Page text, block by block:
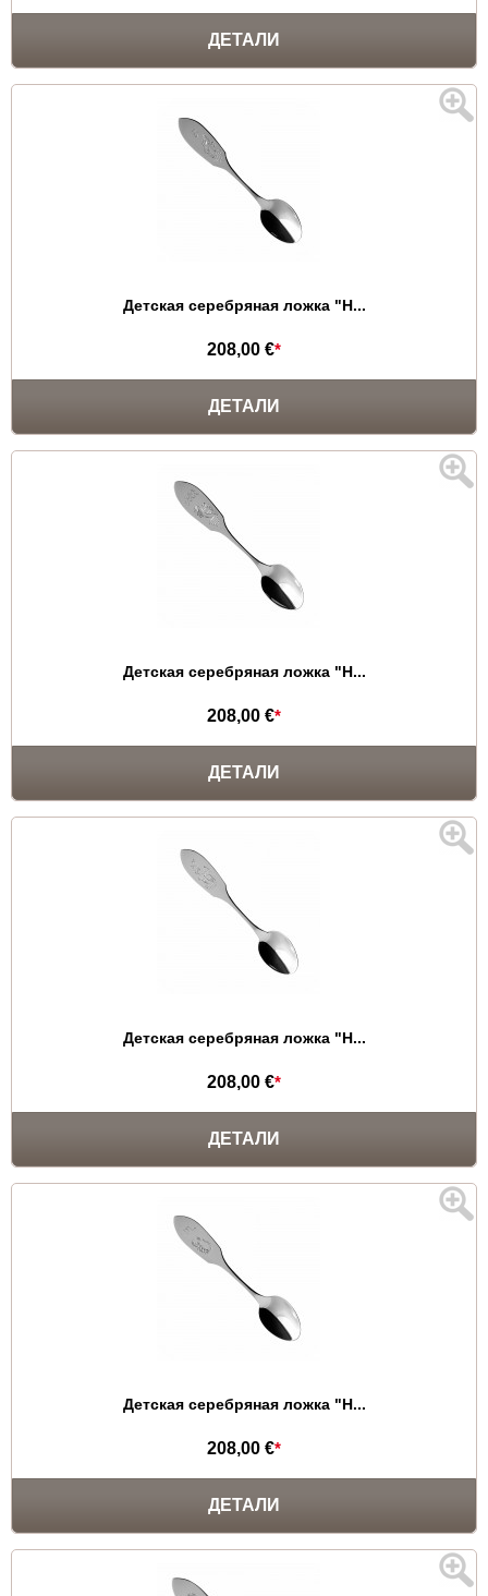
ДЕТАЛИ
Детская серебряная ложка "Н...
208,00 €*
ДЕТАЛИ
Детская серебряная ложка "Н...
208,00 €*
ДЕТАЛИ
Детская серебряная ложка "Н...
208,00 €*
ДЕТАЛИ
Детская серебряная ложка "Н...
208,00 €*
ДЕТАЛИ